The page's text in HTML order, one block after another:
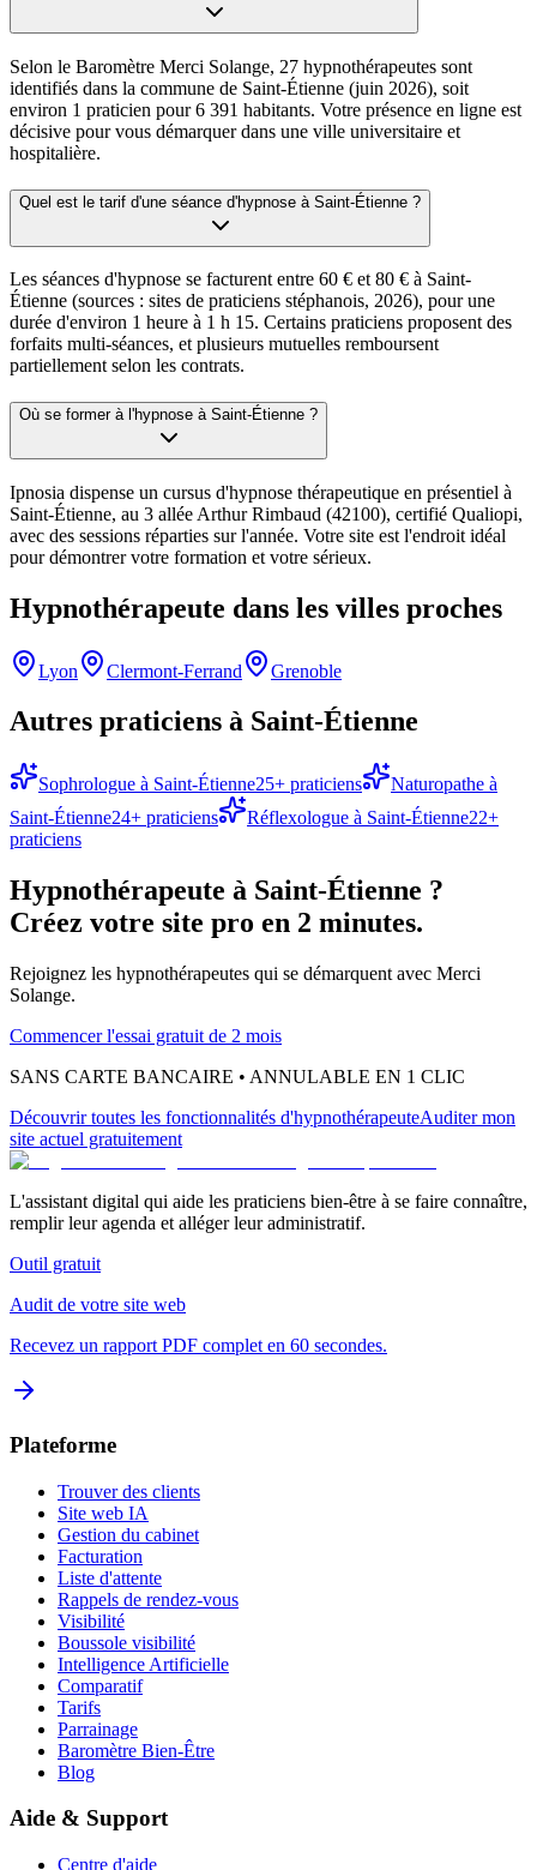
Selon le Baromètre Merci Solange, 27 hypnothérapeutes sont
identifiés dans la commune de Saint-Étienne (juin 2026), soit
environ 1 praticien pour 6 391 habitants. Votre présence en ligne est
décisive pour vous démarquer dans une ville universitaire et
hospitalière.
Quel est le tarif d'une séance d'hypnose à Saint-Étienne ?
Les séances d'hypnose se facturent entre 60 € et 80 € à Saint-
Étienne (sources : sites de praticiens stéphanois, 2026), pour une
durée d'environ 1 heure à 1 h 15. Certains praticiens proposent des
forfaits multi-séances, et plusieurs mutuelles remboursent
partiellement selon les contrats.
Où se former à l'hypnose à Saint-Étienne ?
Ipnosia dispense un cursus d'hypnose thérapeutique en présentiel à
Saint-Étienne, au 3 allée Arthur Rimbaud (42100), certifié Qualiopi,
avec des sessions réparties sur l'année. Votre site est l'endroit idéal
pour démontrer votre formation et votre sérieux.
Hypnothérapeute dans les villes proches
Lyon Clermont-Ferrand Grenoble
Autres praticiens à Saint-Étienne
Sophrologue à Saint-Étienne25+ praticiens Naturopathe à
Saint-Étienne24+ praticiens Réflexologue à Saint-Étienne22+
praticiens
Hypnothérapeute à Saint-Étienne ?
Créez votre site pro en 2 minutes.
Rejoignez les hypnothérapeutes qui se démarquent avec Merci
Solange.
Commencer l'essai gratuit de 2 mois
SANS CARTE BANCAIRE • ANNULABLE EN 1 CLIC
Découvrir toutes les fonctionnalités d'hypnothérapeuteAuditer mon
site actuel gratuitement
L'assistant digital qui aide les praticiens bien-être à se faire connaître,
remplir leur agenda et alléger leur administratif.
Outil gratuit
Audit de votre site web
Recevez un rapport PDF complet en 60 secondes.
Plateforme
Trouver des clients
Site web IA
Gestion du cabinet
Facturation
Liste d'attente
Rappels de rendez-vous
Visibilité
Boussole visibilité
Intelligence Artificielle
Comparatif
Tarifs
Parrainage
Baromètre Bien-Être
Blog
Aide & Support
Centre d'aide